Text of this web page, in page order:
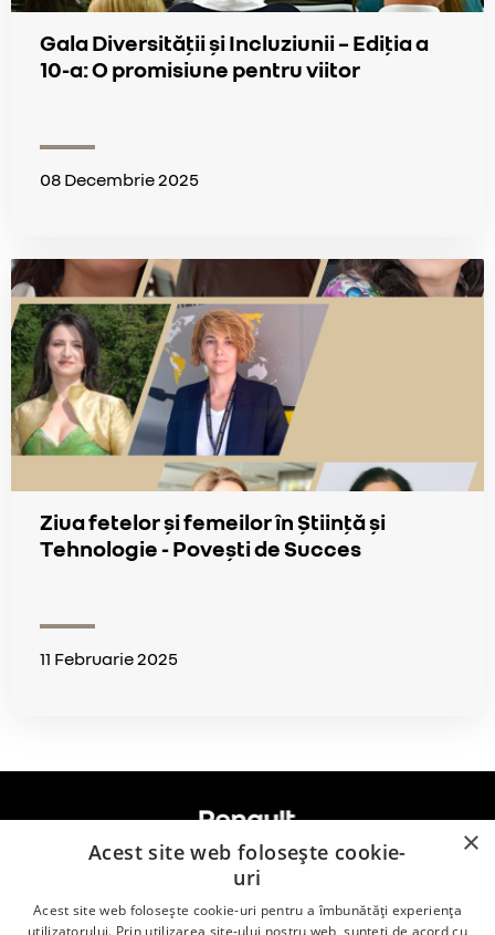
Gala Diversității și Incluziunii – Ediția a
10-a: O promisiune pentru viitor
08 Decembrie 2025
Ziua fetelor și femeilor în Știință și
Tehnologie - Povești de Succes
11 Februarie 2025
Renault.ro
×
Acest site web folosește cookie-
uri
Acest site web folosește cookie-uri pentru a îmbunătăți experiența
utilizatorului. Prin utilizarea site-ului nostru web, sunteți de acord cu